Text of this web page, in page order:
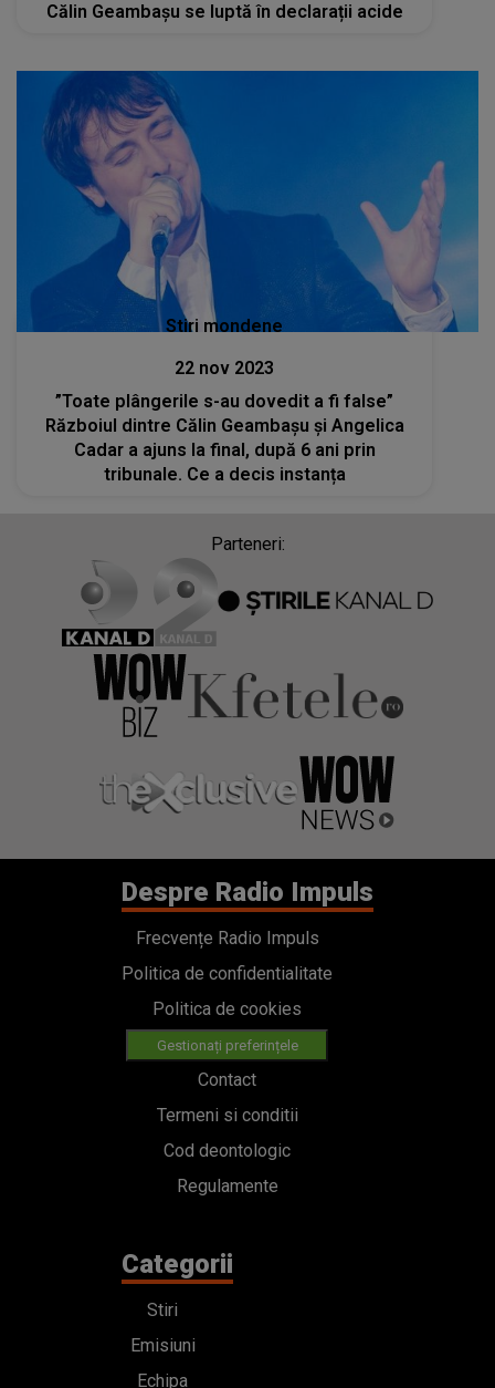
Călin Geambașu se luptă în declarații acide
Stiri mondene
22 nov 2023
”Toate plângerile s-au dovedit a fi false”
Războiul dintre Călin Geambașu și Angelica
Cadar a ajuns la final, după 6 ani prin
tribunale. Ce a decis instanța
Parteneri:
Despre Radio Impuls
Frecvențe Radio Impuls
Politica de confidentialitate
Politica de cookies
Gestionați preferințele
Contact
Termeni si conditii
Cod deontologic
Regulamente
Categorii
Stiri
Emisiuni
Echipa